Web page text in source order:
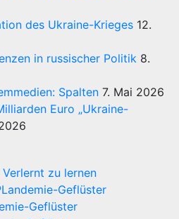
des Ukraine-Krieges 12.
in russischer Politik 8.
Spalten 7. Mai 2026
Euro „Ukraine-
Verlernt zu lernen
Geflüster
Geflüster